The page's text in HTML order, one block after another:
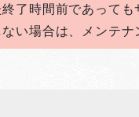
了時間前であっても
い場合は、メンテナ